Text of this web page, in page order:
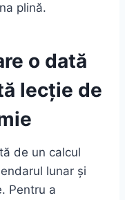
plină.
o dată
lecție de
de un calcul
lunar și
Pentru a